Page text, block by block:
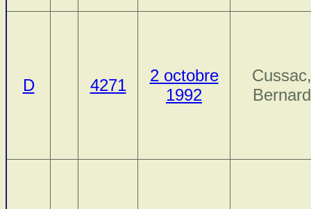
D 4271
2 octobre
1992
Cussac,
Bernard